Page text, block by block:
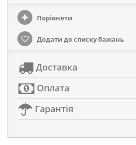
Порівняти
Додати до списку бажань
Доставка
Оплата
Гарантія